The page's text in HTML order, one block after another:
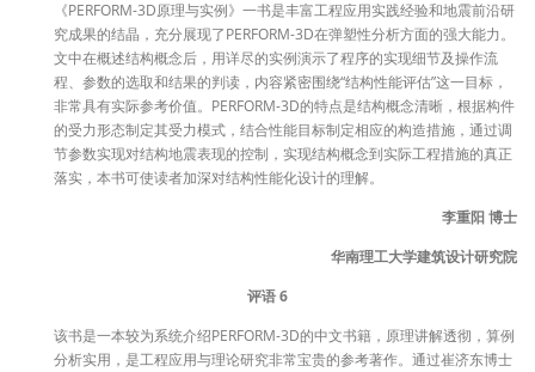
《PERFORM-3D原理与实例》一书是丰富工程应用实践经验和地震前沿研
究成果的结晶，充分展现了PERFORM-3D在弹塑性分析方面的强大能力。
文中在概述结构概念后，用详尽的实例演示了程序的实现细节及操作流
程、参数的选取和结果的判读，内容紧密围绕“结构性能评估”这一目标，
非常具有实际参考价值。PERFORM-3D的特点是结构概念清晰，根据构件
的受力形态制定其受力模式，结合性能目标制定相应的构造措施，通过调
节参数实现对结构地震表现的控制，实现结构概念到实际工程措施的真正
落实，本书可使读者加深对结构性能化设计的理解。
李重阳 博士
华南理工大学建筑设计研究院
评语 6
该书是一本较为系统介绍PERFORM-3D的中文书籍，原理讲解透彻，算例
分析实用，是工程应用与理论研究非常宝贵的参考著作。通过崔济东博士